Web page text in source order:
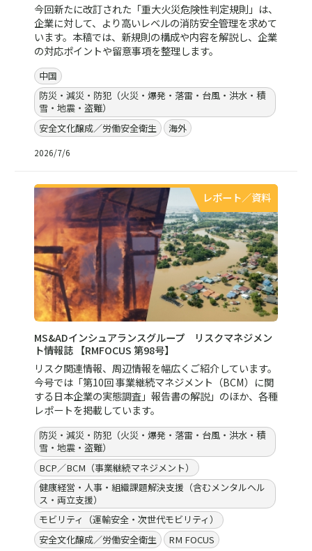
今回新たに改訂された「重大火災危険性判定規則」は、
企業に対して、より高いレベルの消防安全管理を求めて
います。本稿では、新規則の構成や内容を解説し、企業
の対応ポイントや留意事項を整理します。
中国
防災・減災・防犯（火災・爆発・落雷・台風・洪水・積
雪・地震・盗難）
安全文化醸成／労働安全衛生
海外
2026/7/6
レポート／資料
MS&ADインシュアランスグループ リスクマネジメン
ト情報誌 【RMFOCUS 第98号】
リスク関連情報、周辺情報を幅広くご紹介しています。
今号では「第10回 事業継続マネジメント（BCM）に関
する日本企業の実態調査」報告書の解説」のほか、各種
レポートを掲載しています。
防災・減災・防犯（火災・爆発・落雷・台風・洪水・積
雪・地震・盗難）
BCP／BCM（事業継続マネジメント）
健康経営・人事・組織課題解決支援（含むメンタルヘル
ス・両立支援）
モビリティ（運輸安全・次世代モビリティ）
安全文化醸成／労働安全衛生
RM FOCUS